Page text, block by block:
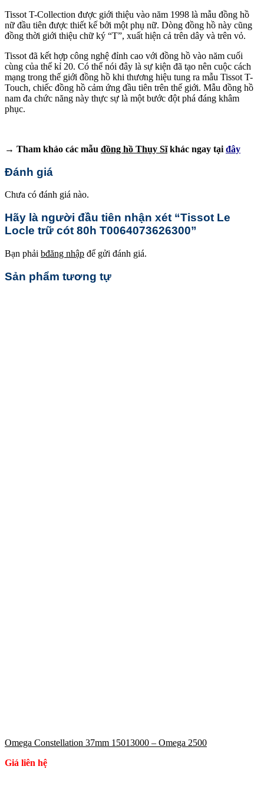
Tissot T-Collection được giới thiệu vào năm 1998 là mẫu đồng hồ
nữ đầu tiên được thiết kế bởi một phụ nữ. Dòng đồng hồ này cũng
đồng thời giới thiệu chữ ký “T”, xuất hiện cả trên dây và trên vỏ.
Tissot đã kết hợp công nghệ đỉnh cao với đồng hồ vào năm cuối
cùng của thế kỉ 20. Có thể nói đây là sự kiện đã tạo nên cuộc cách
mạng trong thế giới đồng hồ khi thương hiệu tung ra mẫu Tissot T-
Touch, chiếc đồng hồ cảm ứng đầu tiên trên thế giới. Mẫu đồng hồ
nam đa chức năng này thực sự là một bước đột phá đáng khâm
phục.
→ Tham khảo các mẫu đồng hồ Thụy Sĩkhác ngay tại đây
Đánh giá
Chưa có đánh giá nào.
Hãy là người đầu tiên nhận xét “Tissot Le
Locle trữ cót 80h T0064073626300”
Bạn phải bđăng nhập để gửi đánh giá.
Sản phẩm tương tự
Omega Constellation 37mm 15013000 – Omega 2500
Giá liên hệ